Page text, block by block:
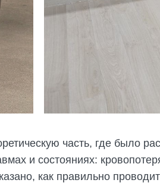
часть, где было
и состояниях:
как правильно